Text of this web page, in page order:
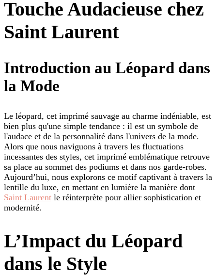
Touche Audacieuse chez
Saint Laurent
Introduction au Léopard dans
la Mode
Le léopard, cet imprimé sauvage au charme indéniable, est
bien plus qu'une simple tendance : il est un symbole de
l'audace et de la personnalité dans l'univers de la mode.
Alors que nous naviguons à travers les fluctuations
incessantes des styles, cet imprimé emblématique retrouve
sa place au sommet des podiums et dans nos garde-robes.
Aujourd’hui, nous explorons ce motif captivant à travers la
lentille du luxe, en mettant en lumière la manière dont
Saint Laurent le réinterprète pour allier sophistication et
modernité.
L’Impact du Léopard
dans le Style